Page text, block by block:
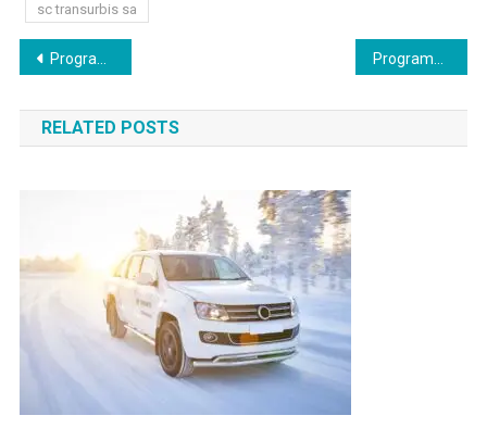
sc transurbis sa
Navigare
în
articole
Programul de stimulare a înnoirii parcului auto național „RABLA”
RELATED POSTS